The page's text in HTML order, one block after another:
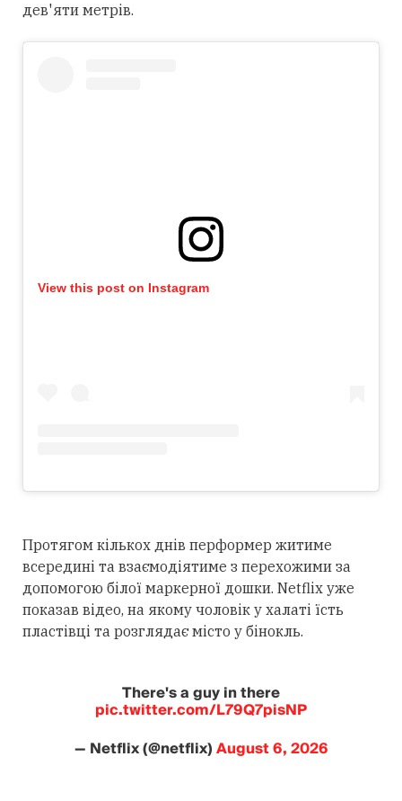
дев'яти метрів.
View this post on Instagram
Протягом кількох днів перформер житиме
всередині та взаємодіятиме з перехожими за
допомогою білої маркерної дошки. Netflix уже
показав відео, на якому чоловік у халаті їсть
пластівці та розглядає місто у бінокль.
There's a guy in there
pic.twitter.com/L79Q7pisNP
— Netflix (@netflix)August 6, 2026